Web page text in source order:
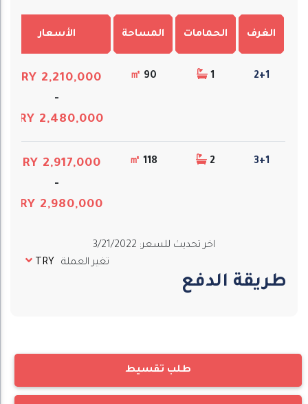
الغرف الحمامات المساحة الأسعار
2+1
1
90
㎡
TRY 2,210,000
-
TRY 2,480,000
3+1
2
118
㎡
TRY 2,917,000
-
TRY 2,980,000
اخر تحديث للسعر:
3/21/2022
تغير العملة
TRY
طريقة الدفع
طلب تقسيط